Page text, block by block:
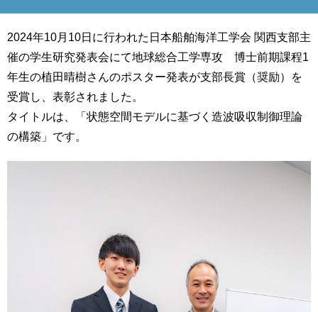
2024年10月10日に行われた日本船舶海洋工学会 関西支部主
催の学生研究発表会にて地球総合工学専攻 博士前期課程1
年生の植田晴樹さんのポスター発表が支部長賞（奨励）を
受賞し、表彰されました。
タイトルは、「状態空間モデルに基づく造波吸収制御理論
の構築」です。